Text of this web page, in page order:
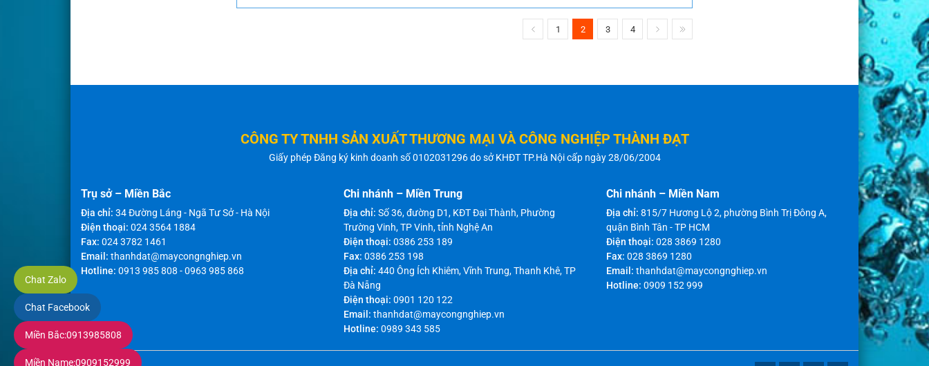
1 2 3 4
CÔNG TY TNHH SẢN XUẤT THƯƠNG MẠI VÀ CÔNG NGHIỆP THÀNH ĐẠT
Giấy phép Đăng ký kinh doanh số 0102031296 do sở KHĐT TP.Hà Nội cấp ngày 28/06/2004
Trụ sở – Miền Bắc
Địa chỉ: 34 Đường Láng - Ngã Tư Sở - Hà Nội
Điện thoại: 024 3564 1884
Fax: 024 3782 1461
Email: thanhdat@maycongnghiep.vn
Hotline: 0913 985 808 -0963 985 868
Chi nhánh – Miền Trung
Địa chỉ: Số 36, đường D1, KĐT Đại Thành, Phường
Trường Vinh, TP Vinh, tỉnh Nghệ An
Điện thoại: 0386 253 189
Fax: 0386 253 198
Địa chỉ: 440 Ông Ích Khiêm, Vĩnh Trung, Thanh Khê, TP
Đà Nẵng
Điện thoại: 0901 120 122
Email: thanhdat@maycongnghiep.vn
Hotline: 0989 343 585
Chi nhánh – Miền Nam
Địa chỉ: 815/7 Hương Lộ 2, phường Bình Trị Đông A,
quận Bình Tân - TP HCM
Điện thoại: 028 3869 1280
Fax: 028 3869 1280
Email: thanhdat@maycongnghiep.vn
Hotline: 0909 152 999
Chat Zalo
Chat Facebook
Miền Bắc:0913985808
Miền Name:0909152999